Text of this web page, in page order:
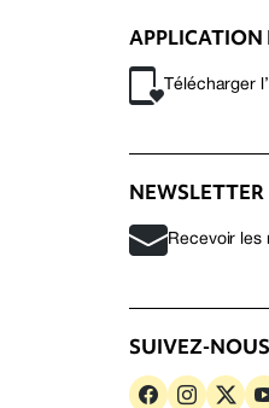
APPLICATION
Télécharger
NEWSLETTER
Recevoir les
SUIVEZ-